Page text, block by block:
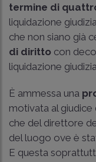
termine di
liquidazione
che non siano già
di diritto con
liquidazione
È ammessa una
motivata al
che del direttore
del luogo ove è
E questa